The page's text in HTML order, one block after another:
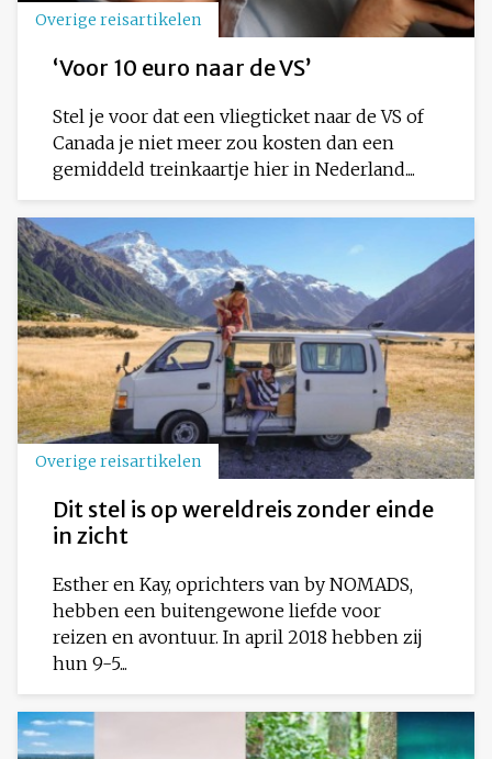
Overige reisartikelen
‘Voor 10 euro naar de VS’
Stel je voor dat een vliegticket naar de VS of
Canada je niet meer zou kosten dan een
gemiddeld treinkaartje hier in Nederland....
Overige reisartikelen
Dit stel is op wereldreis zonder einde
in zicht
Esther en Kay, oprichters van by NOMADS,
hebben een buitengewone liefde voor
reizen en avontuur. In april 2018 hebben zij
hun 9-5...